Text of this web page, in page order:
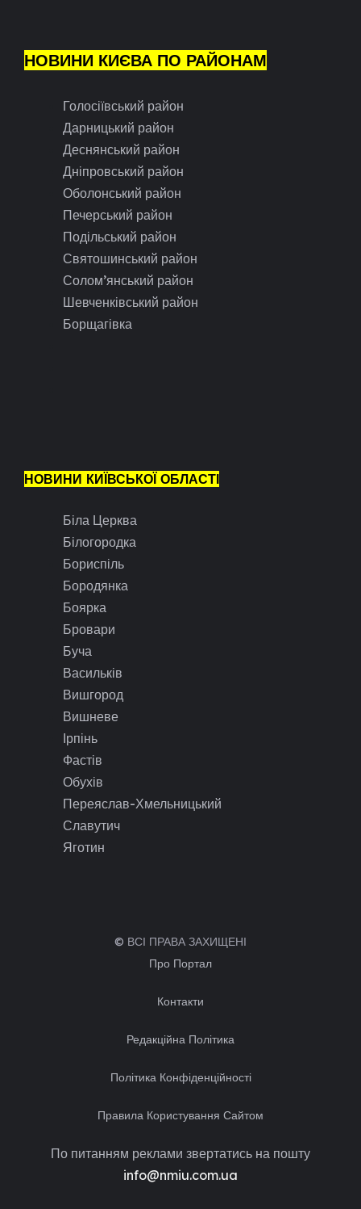
НОВИНИ КИЄВА ПО РАЙОНАМ
Голосіївський район
Дарницький район
Деснянський район
Дніпровський район
Оболонський район
Печерський район
Подільський район
Святошинський район
Солом’янський район
Шевченківський район
Борщагівка
НОВИНИ КИЇВСЬКОЇ ОБЛАСТІ
Біла Церква
Білогородка
Бориспіль
Бородянка
Боярка
Бровари
Буча
Васильків
Вишгород
Вишневе
Ірпінь
Фастів
Обухів
Переяслав-Хмельницький
Славутич
Яготин
© ВСІ ПРАВА ЗАХИЩЕНІ
Про Портал
Контакти
Редакційна Політика
Політика Конфіденційності
Правила Користування Сайтом
По питанням реклами звертатись на пошту
info@nmiu.com.ua